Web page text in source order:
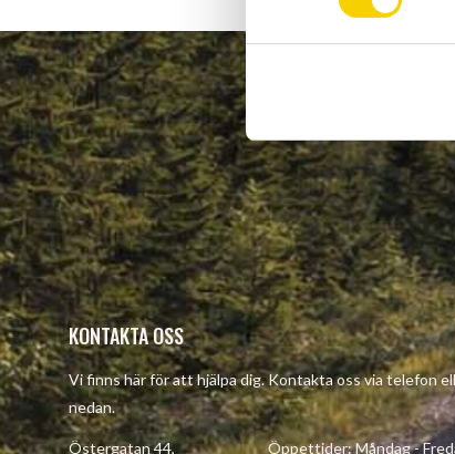
y
c
k
e
s
v
a
l
KONTAKTA OSS
Vi finns här för att hjälpa dig. Kontakta oss via telefon
nedan.
Östergatan 44, Öppettider: Måndag - Fredag